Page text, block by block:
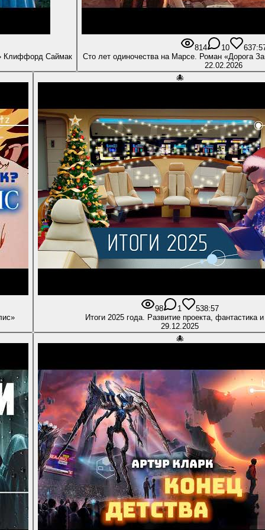
Клиффорд Саймак
814 10 63
Сто лет одиночества на Марсе. Роман «Дорога
22.02.2026
🐙
98 1 538:57
Итоги 2025 года. Развитие проекта, фантастика
29.12.2025
🐙